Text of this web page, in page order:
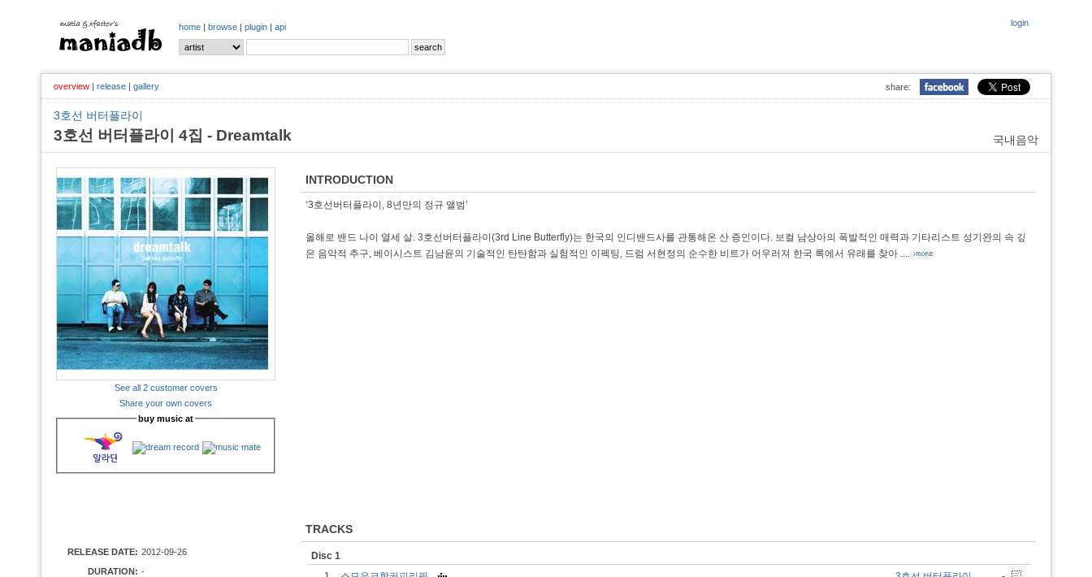
login
home | browse | plugin | api
share:
overview | release | gallery
3호선 버터플라이
국내음악
3호선 버터플라이 4집 - Dreamtalk
See all 2 customer covers
Share your own covers
buy music at
RELEASE DATE: 2012-09-26
DURATION: -
INTRODUCTION
‘3호선버터플라이, 8년만의 정규 앨범’
올해로 밴드 나이 열세 살. 3호선버터플라이(3rd Line Butterfly)는 한국의 인디밴드사를 관통해온 산 증인이다. 보컬 남상아의 폭발적인 매력과 기타리스트 성기완의 속 깊
은 음악적 추구, 베이시스트 김남윤의 기술적인 탄탄함과 실험적인 이펙팅, 드럼 서현정의 순수한 비트가 어우러져 한국 록에서 유래를 찾아 ....
TRACKS
Disc 1